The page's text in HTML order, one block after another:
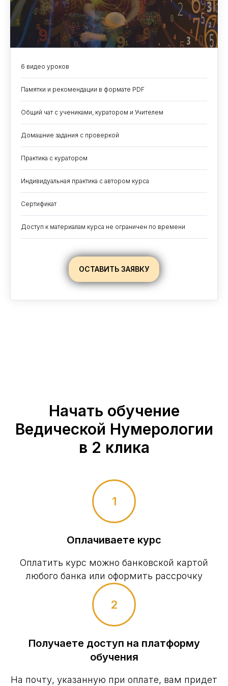
6 видео уроков
Памятки и рекомендации в формате PDF
Общий чат с учениками, куратором и Учителем
Домашние задания с проверкой
Практика с куратором
Индивидуальная практика с автором курса
Сертификат
Доступ к материалам курса не ограничен по времени
ОСТАВИТЬ ЗАЯВКУ
Начать обучение
Ведической Нумерологии
в 2 клика
Оплачиваете курс
Оплатить курс можно банковской картой
любого банка или оформить рассрочку
Получаете доступ на платформу
обучения
На почту, указанную при оплате, вам придет